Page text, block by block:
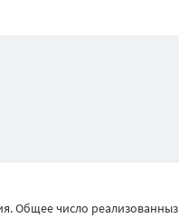
Общее число реализованныз